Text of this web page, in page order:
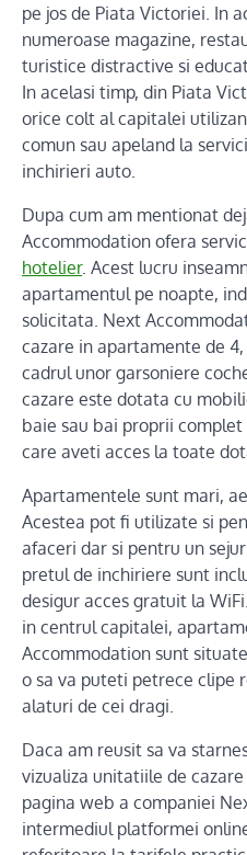
pe jos de Piata Victoriei. In
numeroase magazine,
turistice distractive si
In acelasi timp, din Piata
orice colt al capitalei
comun sau apeland la
inchirieri auto.
Dupa cum am mentionat
Accommodation ofera
hotelier. Acest lucru
apartamentul pe noapte,
solicitata. Next
cazare in apartamente de
cadrul unor garsoniere
cazare este dotata cu
baie sau bai proprii
care aveti acces la toate
Apartamentele sunt mari,
Acestea pot fi utilizate si
afaceri dar si pentru un
pretul de inchiriere sunt
desigur acces gratuit la
in centrul capitalei,
Accommodation sunt
o sa va puteti petrece clipe
alaturi de cei dragi.
Daca am reusit sa va
vizualiza unitatiile de
pagina web a companiei
intermediul platformei